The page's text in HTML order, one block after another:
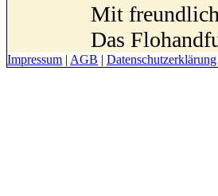
Mit
Das
Impressum | AGB | Datenschutzerklärung